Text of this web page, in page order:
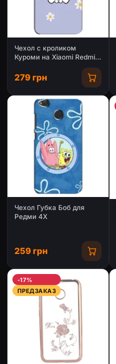
Чехол с кроликом
Куроми на Xiaomi Redmi
279 грн
Чехол Губка Боб для
Редми 4Х
259 грн
-17%
ПРЕДЗАКАЗ